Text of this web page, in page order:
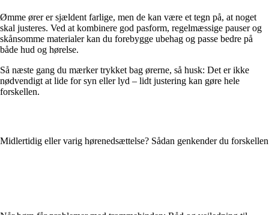
Ømme ører er sjældent farlige, men de kan være et tegn på, at noget
skal justeres. Ved at kombinere god pasform, regelmæssige pauser og
skånsomme materialer kan du forebygge ubehag og passe bedre på
både hud og hørelse.
Så næste gang du mærker trykket bag ørerne, så husk: Det er ikke
nødvendigt at lide for syn eller lyd – lidt justering kan gøre hele
forskellen.
Midlertidig eller varig hørenedsættelse? Sådan genkender du forskellen